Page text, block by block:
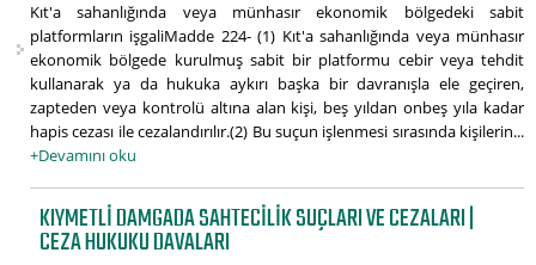
Kıt'a sahanlığında veya münhasır ekonomik bölgedeki sabit
platformların işgaliMadde 224- (1) Kıt'a sahanlığında veya münhasır
ekonomik bölgede kurulmuş sabit bir platformu cebir veya tehdit
kullanarak ya da hukuka aykırı başka bir davranışla ele geçiren,
zapteden veya kontrolü altına alan kişi, beş yıldan onbeş yıla kadar
hapis cezası ile cezalandırılır.(2) Bu suçun işlenmesi sırasında kişilerin...
+Devamını oku
KIYMETLI DAMGADA SAHTECILIK SUÇLARI VE CEZALARI |
CEZA HUKUKU DAVALARI